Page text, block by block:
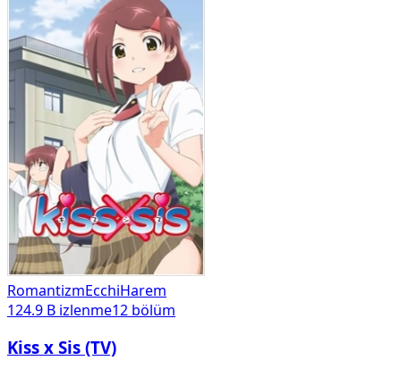
RomantizmEcchiHarem
124.9 B izlenme12 bölüm
Kiss x Sis (TV)